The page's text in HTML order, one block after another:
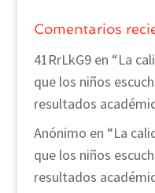
Comentarios
41RrLkG9en “La
que los niños
resultados
Anónimo en “La
que los niños
resultados